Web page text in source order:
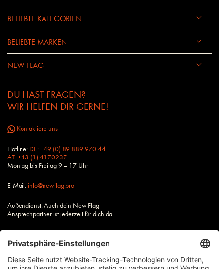
BELIEBTE KATEGORIEN
BELIEBTE MARKEN
NEW FLAG
DU HAST FRAGEN?
WIR HELFEN DIR GERNE!
Kontaktiere uns
Hotline: DE: +49 (0) 89 889 970 44
AT: +43 (1) 4170237
Montag bis Freitag 9 – 17 Uhr
E-Mail:info@newflag.pro
Außendienst: Auch dein New Flag
Ansprechpartner ist jederzeit für dich da.
Alle Preise zzgl. Steuern und Versandkosten, wenn nicht anders
beschrieben.